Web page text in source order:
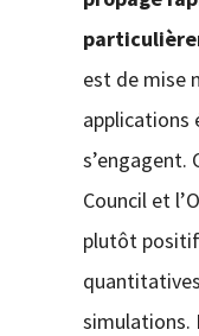
est de mise
applications
s’engagent.
Council et
plutôt
simulations.